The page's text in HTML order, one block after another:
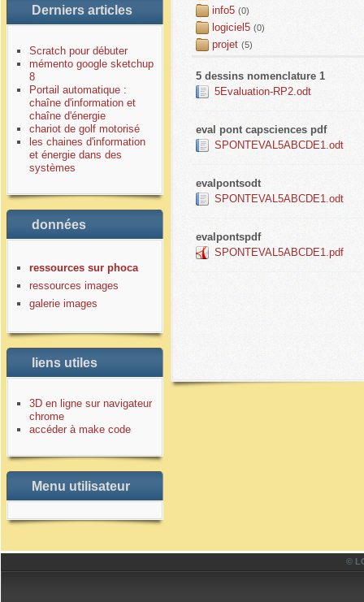
Derniers articles
Scratch pour débuter
mémento google sketchup
8
Portail automatique :
chaîne d'information et
chaîne d'énergie
chariot de golf motorisé
les chaines d'information
et énergie dans des
systèmes
données
ressources sur phoca
ressources images
galerie images
liens utiles
3D en ligne sur navigateur
chrome
accéder à make code
Menu utilisateur
info5 (0)
logiciel5 (0)
projet (5)
5 dessins nomenclature 1
5Evaluation-RP2.odt
eval pont capsciences pdf
SPONTEVAL5ABCDE1.odt
evalpontsodt
SPONTEVAL5ABCDE1.odt
evalpontspdf
SPONTEVAL5ABCDE1.pdf
©